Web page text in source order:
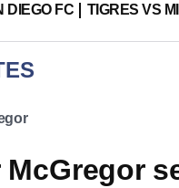
DIEGO FC TIGRES VS
McGregor